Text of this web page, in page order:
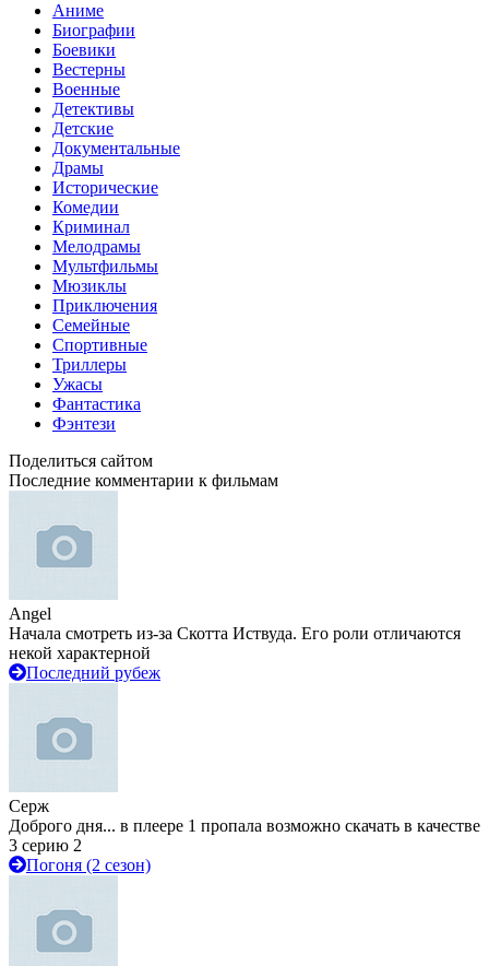
Аниме
Биографии
Боевики
Вестерны
Военные
Детективы
Детские
Документальные
Драмы
Исторические
Комедии
Криминал
Мелодрамы
Мультфильмы
Мюзиклы
Приключения
Семейные
Спортивные
Триллеры
Ужасы
Фантастика
Фэнтези
Поделиться сайтом
Последние комментарии к фильмам
Angel
Начала смотреть из-за Скотта Иствуда. Его роли отличаются
некой характерной
Последний рубеж
Серж
Доброго дня... в плеере 1 пропала возможно скачать в качестве
3 серию 2
Погоня (2 сезон)